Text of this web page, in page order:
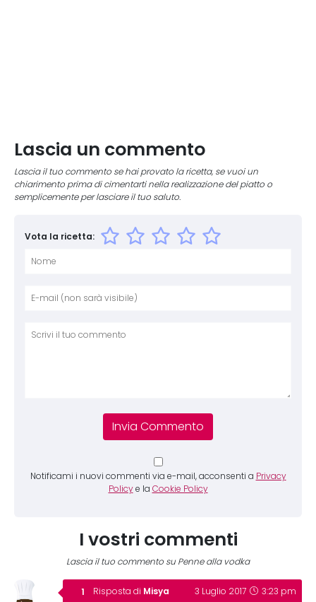
Lascia un commento
Lascia il tuo commento se hai provato la ricetta, se vuoi un
chiarimento prima di cimentarti nella realizzazione del piatto o
semplicemente per lasciare il tuo saluto.
Vota la ricetta:
Notificami i nuovi commenti via e-mail, acconsenti a Privacy
Policy e la Cookie Policy
I vostri commenti
Lascia il tuo commento su Penne alla vodka
Risposta di Misya 3 Luglio 2017 3:23 pm